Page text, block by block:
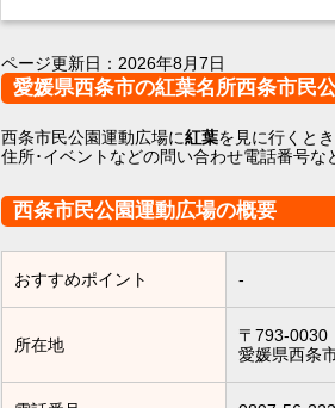
ページ更新日： 2026年8月7日
愛媛県西条市の紅葉名所西条市民
西条市民公園運動広場に紅葉を見に行くと
住所･イベントなどの問い合わせ電話番号な
西条市民公園運動広場の概要
おすすめポイント -
所在地
〒793-0030
愛媛県西条